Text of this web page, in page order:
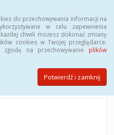
do przechowywania informacji na
w celu zapewnienia
chwili możesz dokonać zmiany
cookies w Twojej przeglądarce.
na przechowywanie plików
Potwierdź i zamknij
PUBLICZNEJ
Opola